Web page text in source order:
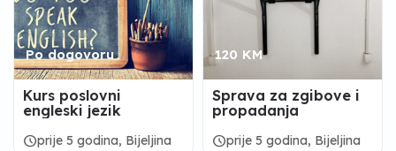
Po dogovoru
Kurs poslovni
engleski jezik
scheduleprije 5 godina, Bijeljina
120 KM
Sprava za zgibove i
propadanja
scheduleprije 5 godina, Bijeljina